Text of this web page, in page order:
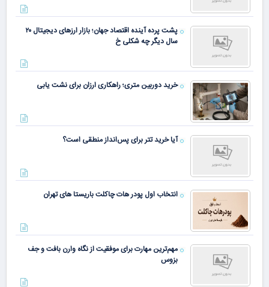
پشت پرده آینده اقتصاد جهان؛ بازار ارزهای دیجیتال ۲۰
سال دیگر چه شکلی خ
خرید دوربین متری؛ راهکاری ارزان برای نشت یابی
آیا خرید تتر برای پس‌انداز منطقی است؟
انتخاب اول پودر هات چاکلت باریستا های تهران
مهم‌ترین مهارت برای موفقیت از نگاه وارن بافت و جف
بزوس